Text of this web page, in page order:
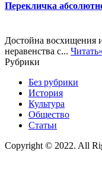
Перекличка
Достойна восхищения
неравенства с... Читать»
Рубрики
Без рубрики
История
Культура
Общество
Статьи
Copyright © 2022. All